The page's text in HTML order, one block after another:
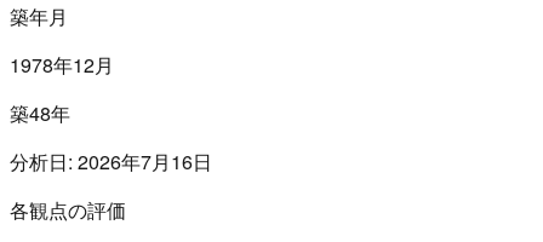
築年月
1978年12月
築48年
分析日: 2026年7月16日
各観点の評価